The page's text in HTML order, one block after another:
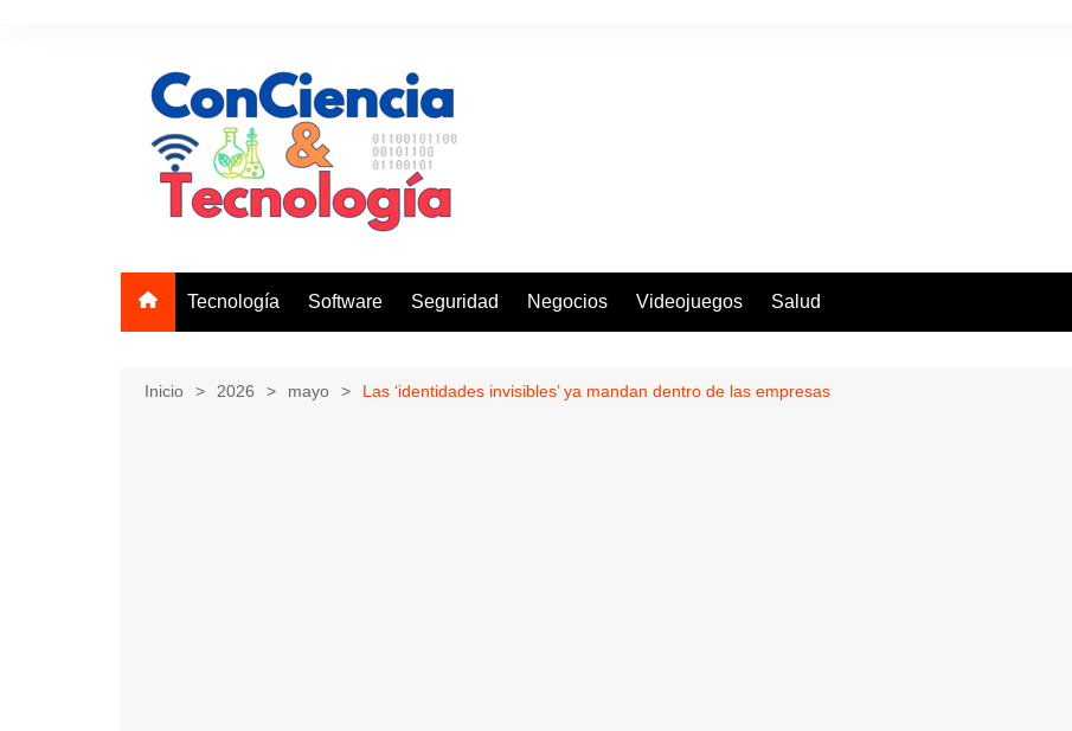
Tecnología Software Seguridad Negocios Videojuegos Salud
Inicio 2026 mayo Las ‘identidades invisibles’ ya mandan dentro de las empresas